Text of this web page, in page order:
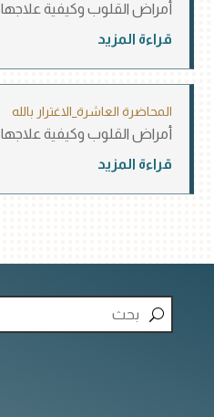
أمراض القلوب وكيفية علاجها
قراءة المزيد
المحاضرة العاشرة_الاغترار بالله
أمراض القلوب وكيفية علاجها
قراءة المزيد